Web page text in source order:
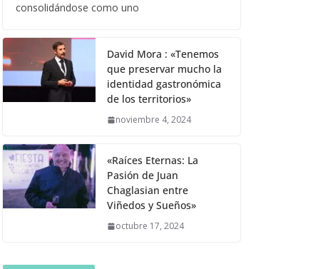
consolidándose como uno
David Mora : «Tenemos
que preservar mucho la
identidad gastronómica
de los territorios»
noviembre 4, 2024
«Raíces Eternas: La
Pasión de Juan
Chaglasian entre
Viñedos y Sueños»
octubre 17, 2024